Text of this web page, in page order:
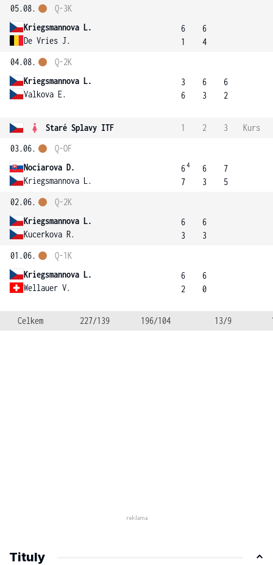
05.08.
Kriegsmannova L.
De Vries J.
Q-3K
6
1
6
4
04.08.
Kriegsmannova L.
Valkova E.
Q-2K
3
6
6
3
6
2
Staré Splavy ITF 1 2 3
Kurs
03.06.
Nociarova D.
Kriegsmannova L.
Q-OF
64
7
6
3
7
5
02.06.
Kriegsmannova L.
Kucerkova R.
Q-2K
6
3
6
3
01.06.
Kriegsmannova L.
Wellauer V.
Q-1K
6
2
6
0
Celkem 227/139 196/104 13/9
Tituly